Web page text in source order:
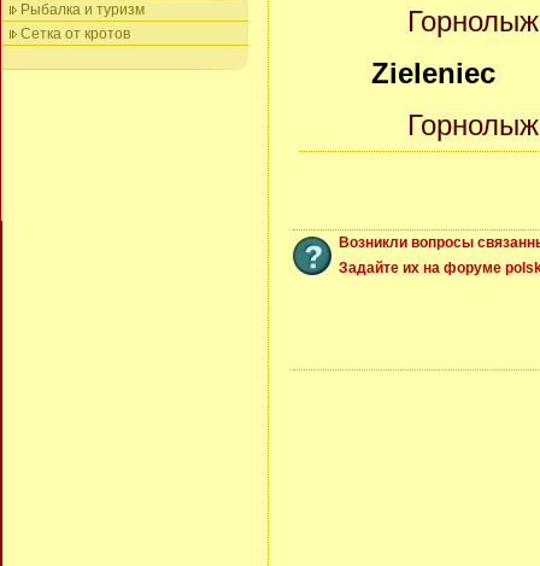
Рыбалка и туризм
Сетка от кротов
Zieleniec
Возникли вопросы
Задайте их на форуме